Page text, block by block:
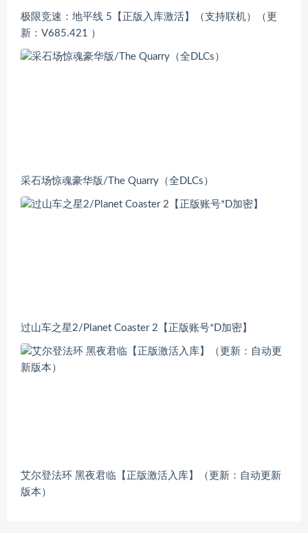
极限竞速：地平线 5【正版入库激活】（支持联机）（更
新：V685.421 ）
采石场惊魂豪华版/The Quarry（全DLCs）
过山车之星2/Planet Coaster 2【正版账号*D加密】
艾尔登法环 黑夜君临【正版激活入库】（更新：自动更新
版本）